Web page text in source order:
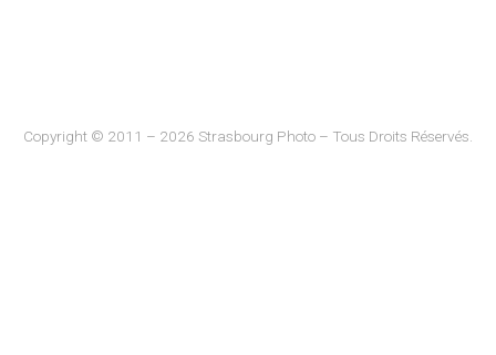
Copyright © 2011 – 2026 Strasbourg Photo – Tous Droits Réservés.